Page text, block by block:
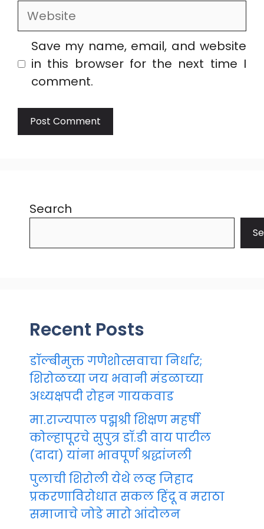
Website
Save my name, email, and website
in this browser for the next time I
comment.
Search
Recent Posts
डॉल्बीमुक्त गणेशोत्सवाचा निर्धार;
शिरोळच्या जय भवानी मंडळाच्या
अध्यक्षपदी रोहन गायकवाड
मा.राज्यपाल पद्मश्री शिक्षण महर्षी
कोल्हापूरचे सुपुत्र डॉ.डी वाय पाटील
(दादा) यांना भावपूर्ण श्रद्धांजली
पुलाची शिरोली येथे लव्ह जिहाद
प्रकरणाविरोधात सकल हिंदू व मराठा
समाजाचे जोडे मारो आंदोलन